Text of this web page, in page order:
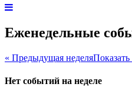
Еженедельные
« Предыдущая неделя
Нет событий на неделе